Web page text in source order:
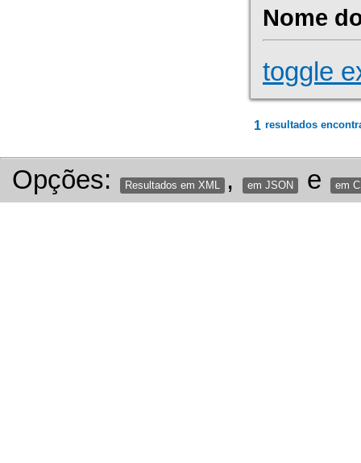
Nome
toggle
1 resultados
Opções: Resultados em XML , em JSON e em